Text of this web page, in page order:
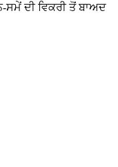
ਸਮੇਂ ਦੀ ਵਿਕਰੀ ਤੋਂ ਬਾਅਦ